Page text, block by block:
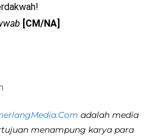
[CM/NA]
adalah media
menampung karya para